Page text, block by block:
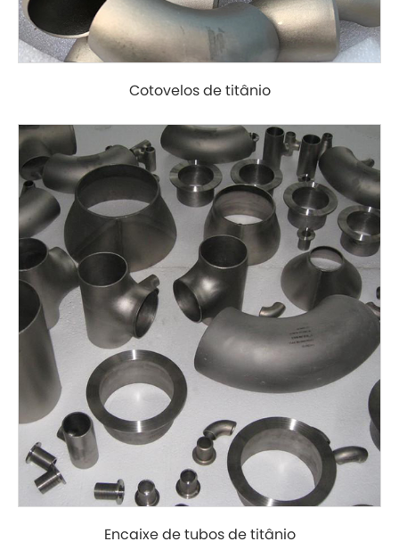
Cotovelos de titânio
Encaixe de tubos de titânio